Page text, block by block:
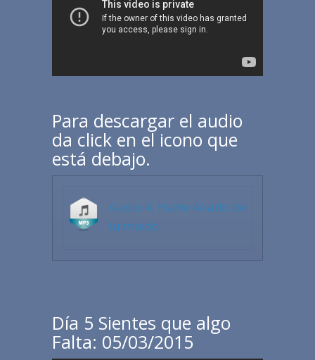
Para descargar el audio
da click en el icono que
está debajo.
Audio 4, Hazte Aliado de
tu miedo
Día 5 Sientes que algo
Falta: 05/03/2015